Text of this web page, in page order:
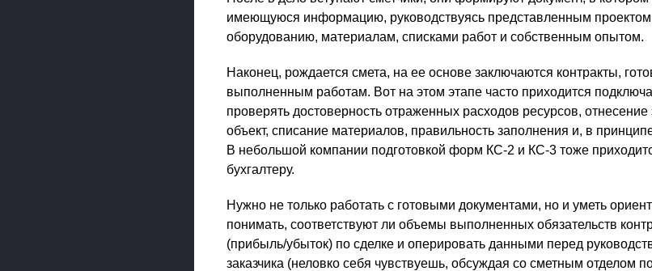
имеющуюся информацию, руководствуясь представленным
оборудованию, материалам, списками работ и собственным опытом.
Наконец, рождается смета, на ее основе заключаются контракты,
выполненным работам. Вот на этом этапе часто приходится
проверять достоверность отраженных расходов ресурсов, отнесение
объект, списание материалов, правильность заполнения и, в
В небольшой компании подготовкой форм КС-2 и КС-3 тоже
бухгалтеру.
Нужно не только работать с готовыми документами, но и уметь
понимать, соответствуют ли объемы выполненных обязательств
(прибыль/убыток) по сделке и оперировать данными перед
заказчика (неловко себя чувствуешь, обсуждая со сметным отделом